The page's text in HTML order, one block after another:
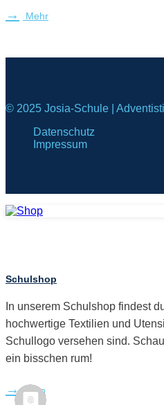
Mehr
© 2025 Josia-Schule |
Datenschutz
Impressum
Schulshop
In unserem Schulshop findest
hochwertige Textilien und
Schullogo versehen sind.
ein bisschen rum!
Shop